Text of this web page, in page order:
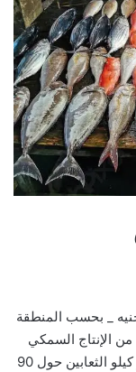
أسعار السمك البلطى بين 85 و100 جنيه _ بحسب المنطقة
الإنتاج السمكي
بنسبة 85%، وبلغ كيلو السبيط 250 جنيها، ودار كيلو الثعابين حول 90